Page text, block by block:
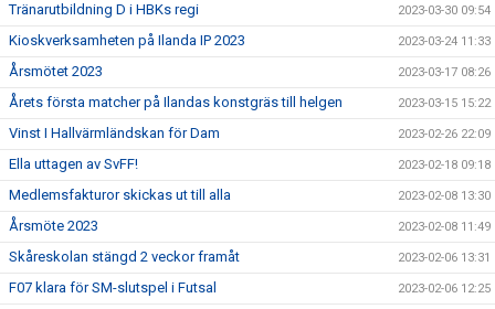
Tränarutbildning D i HBKs regi 2023-03-30 09:54
Kioskverksamheten på Ilanda IP 2023 2023-03-24 11:33
Årsmötet 2023 2023-03-17 08:26
Årets första matcher på Ilandas konstgräs till helgen 2023-03-15 15:22
Vinst I Hallvärmländskan för Dam 2023-02-26 22:09
Ella uttagen av SvFF! 2023-02-18 09:18
Medlemsfakturor skickas ut till alla 2023-02-08 13:30
Årsmöte 2023 2023-02-08 11:49
Skåreskolan stängd 2 veckor framåt 2023-02-06 13:31
F07 klara för SM-slutspel i Futsal 2023-02-06 12:25